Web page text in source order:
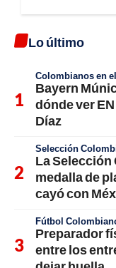
Lo último
Colombianos en
Bayern
dónde ver
Díaz
Selección
La
medalla de
cayó con
Fútbol
Preparador
entre los